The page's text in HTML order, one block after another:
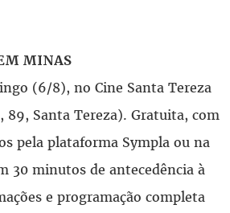
MINAS
(6/8), no Cine Santa Tereza
89, Santa Tereza). Gratuita, com
pela plataforma Sympla ou na
30 minutos de antecedência à
e programação completa